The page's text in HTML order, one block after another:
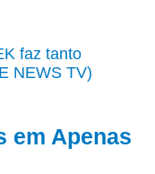
faz tanto
NEWS TV)
em Apenas